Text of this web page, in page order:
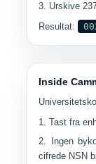
Urskive
Resultat:
Inside
Tast fra
Ingen
cifrede NSN